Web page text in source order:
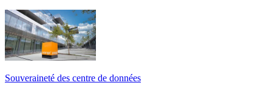
Souveraineté des centre de données